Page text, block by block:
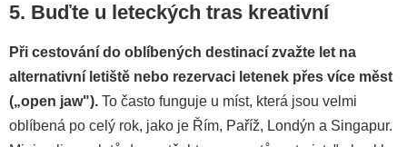
5. Buďte u leteckých tras kreativní
Při cestování do oblíbených destinací zvažte let na
alternativní letiště nebo rezervaci letenek přes více měst
(„open jaw"). To často funguje u míst, která jsou velmi
oblíbená po celý rok, jako je Řím, Paříž, Londýn a Singapur.